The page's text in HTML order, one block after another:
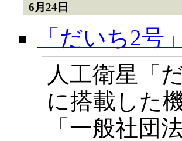
6月24日
「だいち2号
人工衛星「
に搭載した
「一般社団